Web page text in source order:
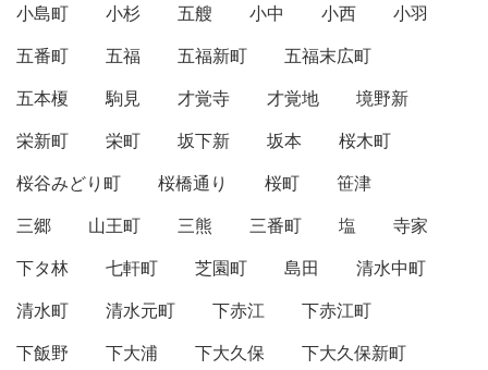
小島町
小杉 五艘 小中 小西
小羽
五番町
五福 五福新町
五福末広町
五本榎
駒見 才覚寺 才覚地
境野新
栄新町
栄町 坂下新 坂本
桜木町
桜谷みどり町
桜橋通り 桜町
笹津
三郷
山王町 三熊 三番町 塩
寺家
下タ林
七軒町 芝園町 島田
清水中町
清水町
清水元町 下赤江
下赤江町
下飯野
下大浦 下大久保
下大久保新町